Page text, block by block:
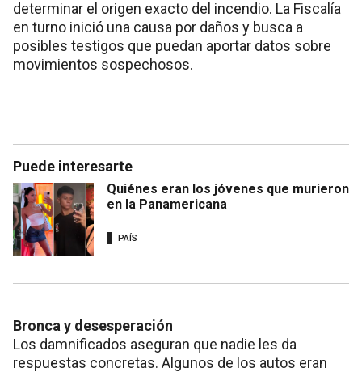
determinar el origen exacto del incendio. La Fiscalía
en turno inició una causa por daños y busca a
posibles testigos que puedan aportar datos sobre
movimientos sospechosos.
Puede interesarte
Quiénes eran los jóvenes que murieron
en la Panamericana
PAÍS
Bronca y desesperación
Los damnificados aseguran que nadie les da
respuestas concretas. Algunos de los autos eran